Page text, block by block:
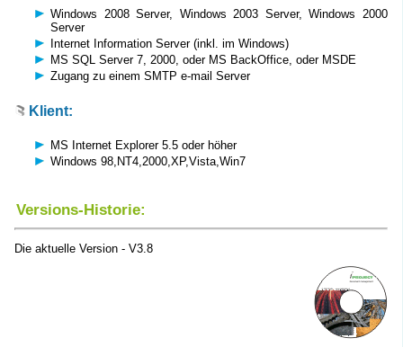
Windows 2008 Server, Windows 2003 Server, Windows 2000
Server
Internet Information Server (inkl. im Windows)
MS SQL Server 7, 2000, oder MS BackOffice, oder MSDE
Zugang zu einem SMTP e-mail Server
Klient:
MS Internet Explorer 5.5 oder höher
Windows 98,NT4,2000,XP,Vista,Win7
Versions-Historie:
Die aktuelle Version - V3.8